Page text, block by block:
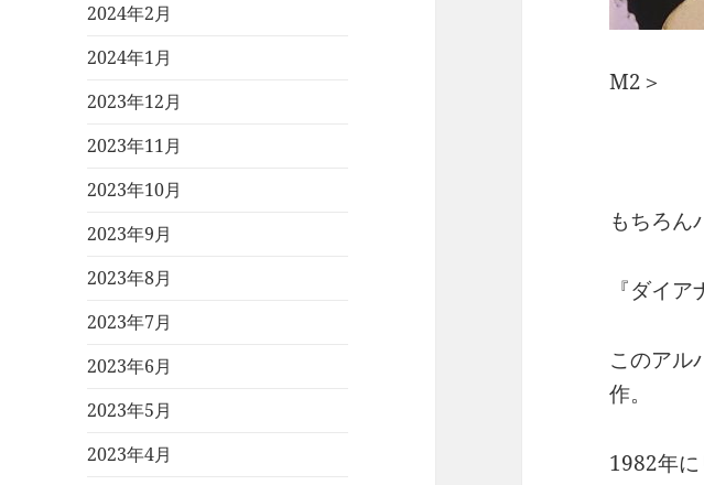
2024年2月
2024年1月
2023年12月
2023年11月
2023年10月
2023年9月
2023年8月
2023年7月
2023年6月
2023年5月
2023年4月
M2＞
もちろん
『ダイア
このアル
作。
1982年